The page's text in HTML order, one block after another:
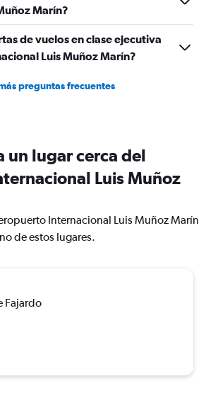
Marín?
de vuelos en clase ejecutiva
Luis Muñoz Marín?
preguntas frecuentes
un lugar cerca del
Luis Muñoz
Internacional Luis Muñoz Marín
de estos lugares.
Fajardo